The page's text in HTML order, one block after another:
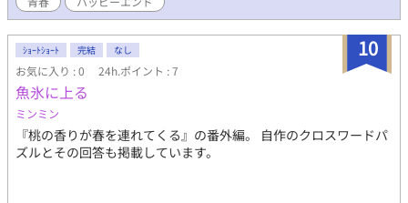
を頑張る琉。先輩男妓、皐月が主役となる「花祭り」が近づ
き……。 ２話：豪商・洸永遼になぜか興味を持たれてしまった雪
柳。いきなり宴席につくことになって……。 3話：男妓デビュー
に向けて夜の修練をすることになった雪柳。しかしその矢先、意
外な出来事が起こり……。 （2部）2025年7月1日スタート 4話 :
鶴汀楼に現れた若い男。先輩の鈴蘭に会いたいという彼を、手助
けしたいと思う雪柳だが……。 ブクマやご感想など頂けるとモチ
ベがとても上がります！ よろしくお願いいたします。 ＊設定そ
のものがR18なのでこちらで公開していますが、異世界妓楼でバ
イト＆メシ！時々謎解き、的なゆるBLだと思って読んで頂けると
10
ｼｮｰﾄｼｮｰﾄ 完結 なし
お気に入り : 0 24h.ポイント : 7
魚氷に上る
ミンミン
『桃の香りが春を連れてくる』の番外編。 自作のクロスワードパ
ズルとその回答も掲載しています。